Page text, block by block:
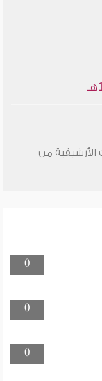
الأرشيفية من
0
0
0